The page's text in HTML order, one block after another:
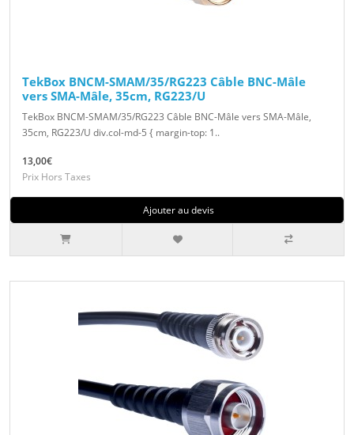
TekBox BNCM-SMAM/35/RG223 Câble BNC-Mâle
vers SMA-Mâle, 35cm, RG223/U
TekBox BNCM-SMAM/35/RG223 Câble BNC-Mâle vers SMA-Mâle,
35cm, RG223/U div.col-md-5 { margin-top: 1..
13,00€
Prix Hors Taxes
Ajouter au devis